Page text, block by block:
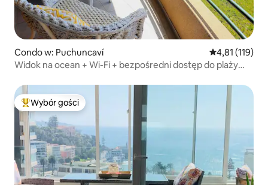
Condo w: Puchuncaví Średnia
4,81 (119)
Widok na ocean + Wi-Fi + bezpośredni dostęp do plaży
Najpopularniejsze z kategorii Wybór gości
Wybór gości